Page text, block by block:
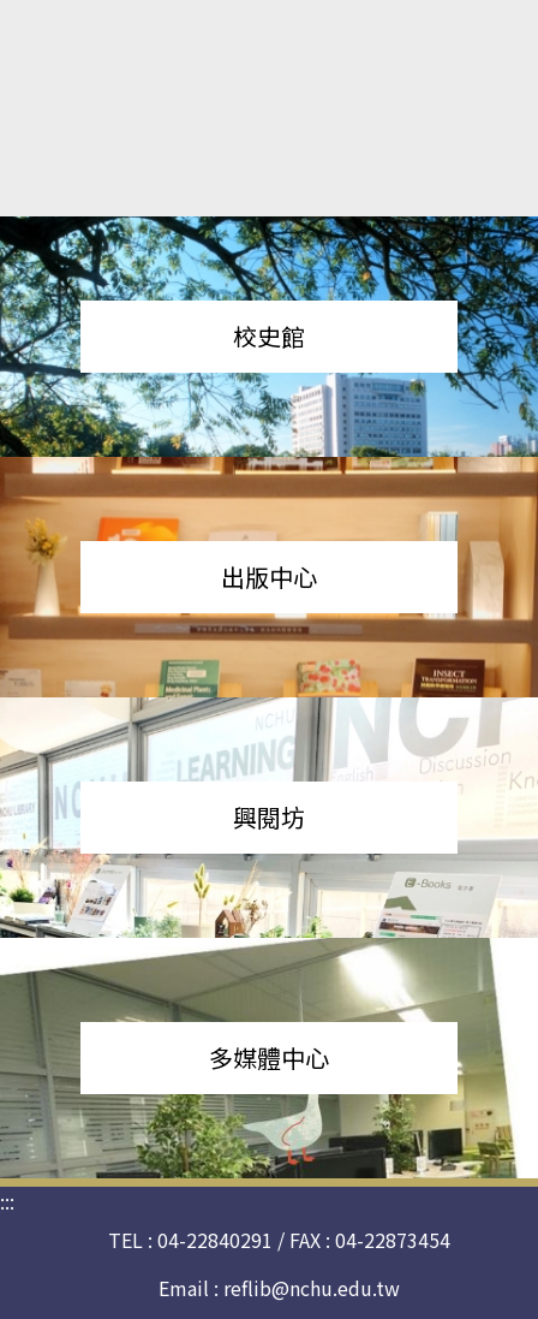
校史館
出版中心
興閱坊
多媒體中心
:::
TEL : 04-22840291 / FAX : 04-22873454
Email : reflib@nchu.edu.tw